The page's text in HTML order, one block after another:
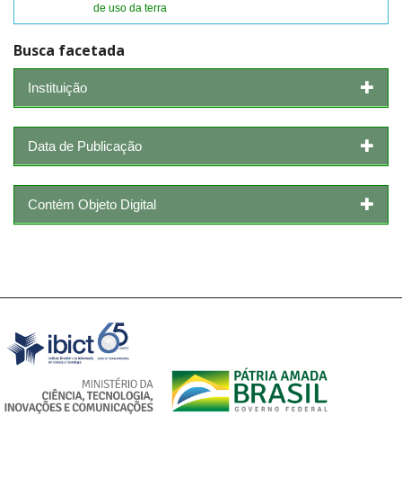
de uso da terra
Busca facetada
Instituição
Data de Publicação
Contém Objeto Digital